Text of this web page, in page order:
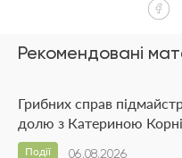
Рекомендовані
Грибних справ
долю з Катериною
06.08.2026
Події